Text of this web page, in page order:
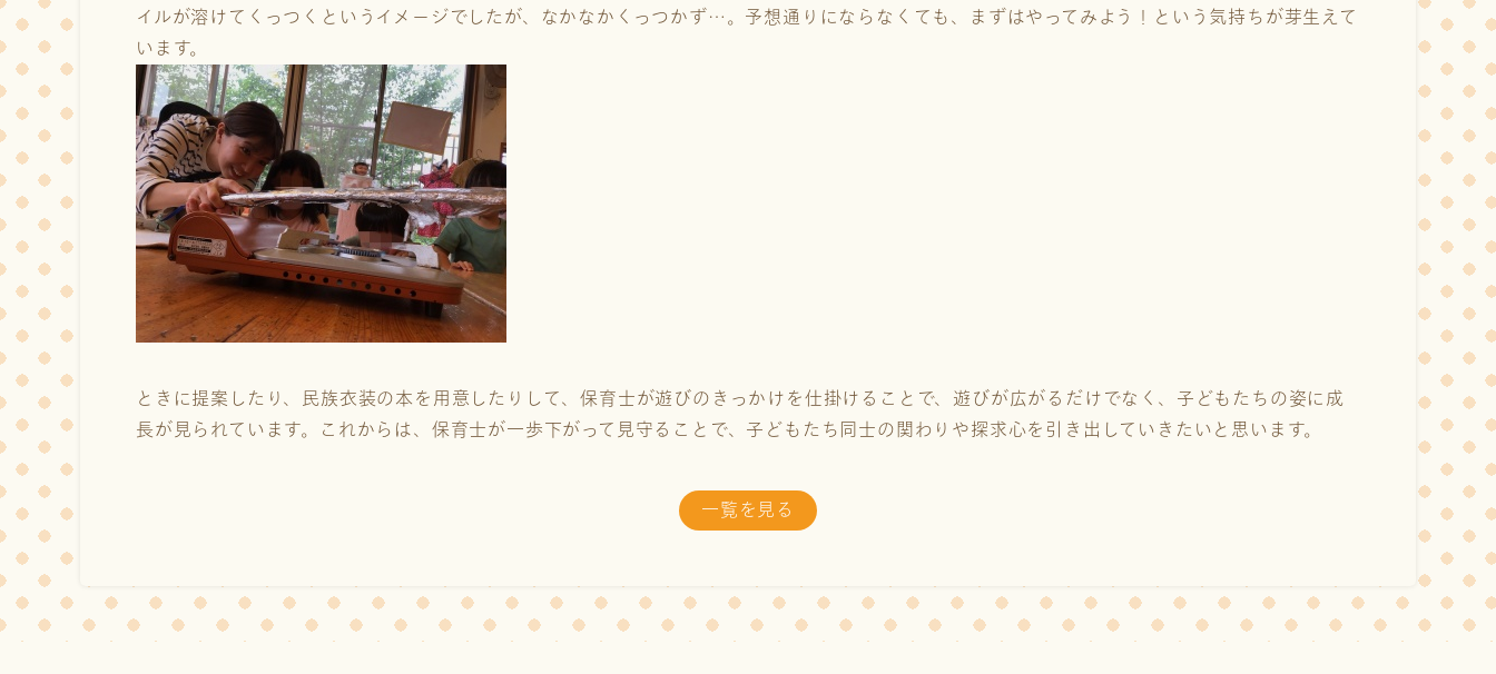
イルが溶けてくっつくというイメージでしたが、なかなかくっつかず…。予想通りにならなくても、まずはやってみよう！という気持ちが芽生えて
います。
ときに提案したり、民族衣装の本を用意したりして、保育士が遊びのきっかけを仕掛けることで、遊びが広がるだけでなく、子どもたちの姿に成
長が見られています。これからは、保育士が一歩下がって見守ることで、子どもたち同士の関わりや探求心を引き出していきたいと思います。
一覧を見る